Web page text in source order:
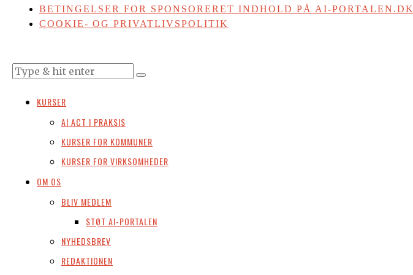
BETINGELSER FOR SPONSORERET INDHOLD PÅ AI-PORTALEN.DK
COOKIE- OG PRIVATLIVSPOLITIK
KURSER
AI ACT I PRAKSIS
KURSER FOR KOMMUNER
KURSER FOR VIRKSOMHEDER
OM OS
BLIV MEDLEM
STØT AI-PORTALEN
NYHEDSBREV
REDAKTIONEN